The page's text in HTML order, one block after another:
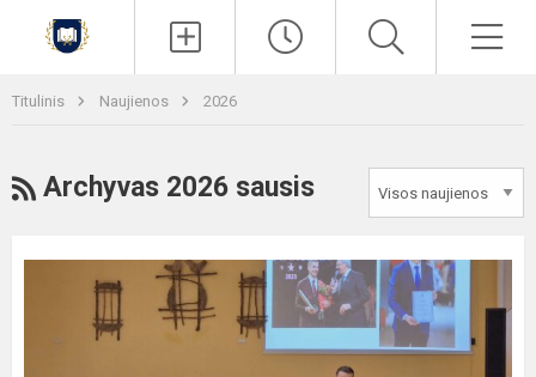
Titulinis Naujienos 2026
RSS
Archyvas 2026 sausis
pilietiškumo